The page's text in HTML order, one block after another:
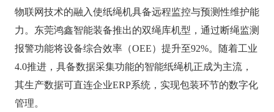
物联网技术的融入使纸绳机具备远程监控与预测性维护能
力。东莞鸿鑫智能装备推出的双绳库机型，通过断绳监测
报警功能将设备综合效率（OEE）提升至92%。随着工业
4.0推进，具备数据采集功能的智能纸绳机正成为主流，
其生产数据可直连企业ERP系统，实现包装环节的数字化
管理。